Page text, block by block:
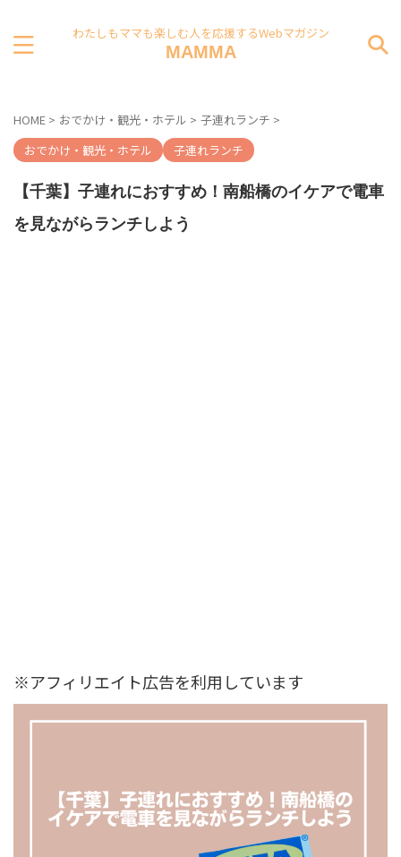
わたしもママも楽しむ人を応援するWebマガジン
MAMMA
HOME > おでかけ・観光・ホテル > 子連れランチ >
おでかけ・観光・ホテル
子連れランチ
【千葉】子連れにおすすめ！南船橋のイケアで電車
を見ながらランチしよう
※アフィリエイト広告を利用しています